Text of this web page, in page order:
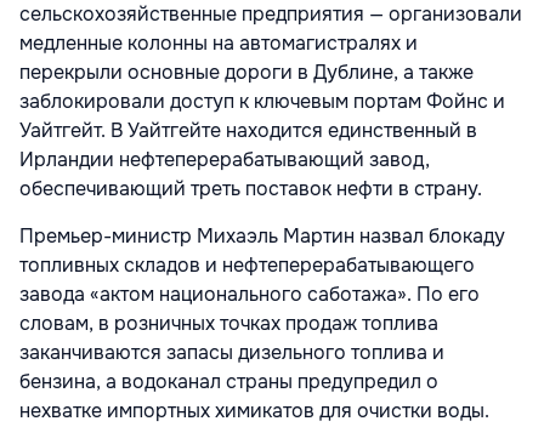
сельскохозяйственные предприятия — организовали
медленные колонны на автомагистралях и
перекрыли основные дороги в Дублине, а также
заблокировали доступ к ключевым портам Фойнс и
Уайтгейт. В Уайтгейте находится единственный в
Ирландии нефтеперерабатывающий завод,
обеспечивающий треть поставок нефти в страну.
Премьер-министр Михаэль Мартин назвал блокаду
топливных складов и нефтеперерабатывающего
завода «актом национального саботажа». По его
словам, в розничных точках продаж топлива
заканчиваются запасы дизельного топлива и
бензина, а водоканал страны предупредил о
нехватке импортных химикатов для очистки воды.